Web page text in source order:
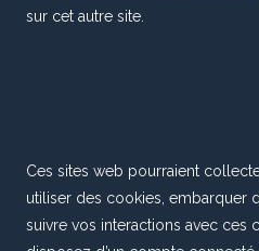
sur cet autre site.
Ces sites web pourraient
utiliser des cookies, embarquer
suivre vos interactions avec ces